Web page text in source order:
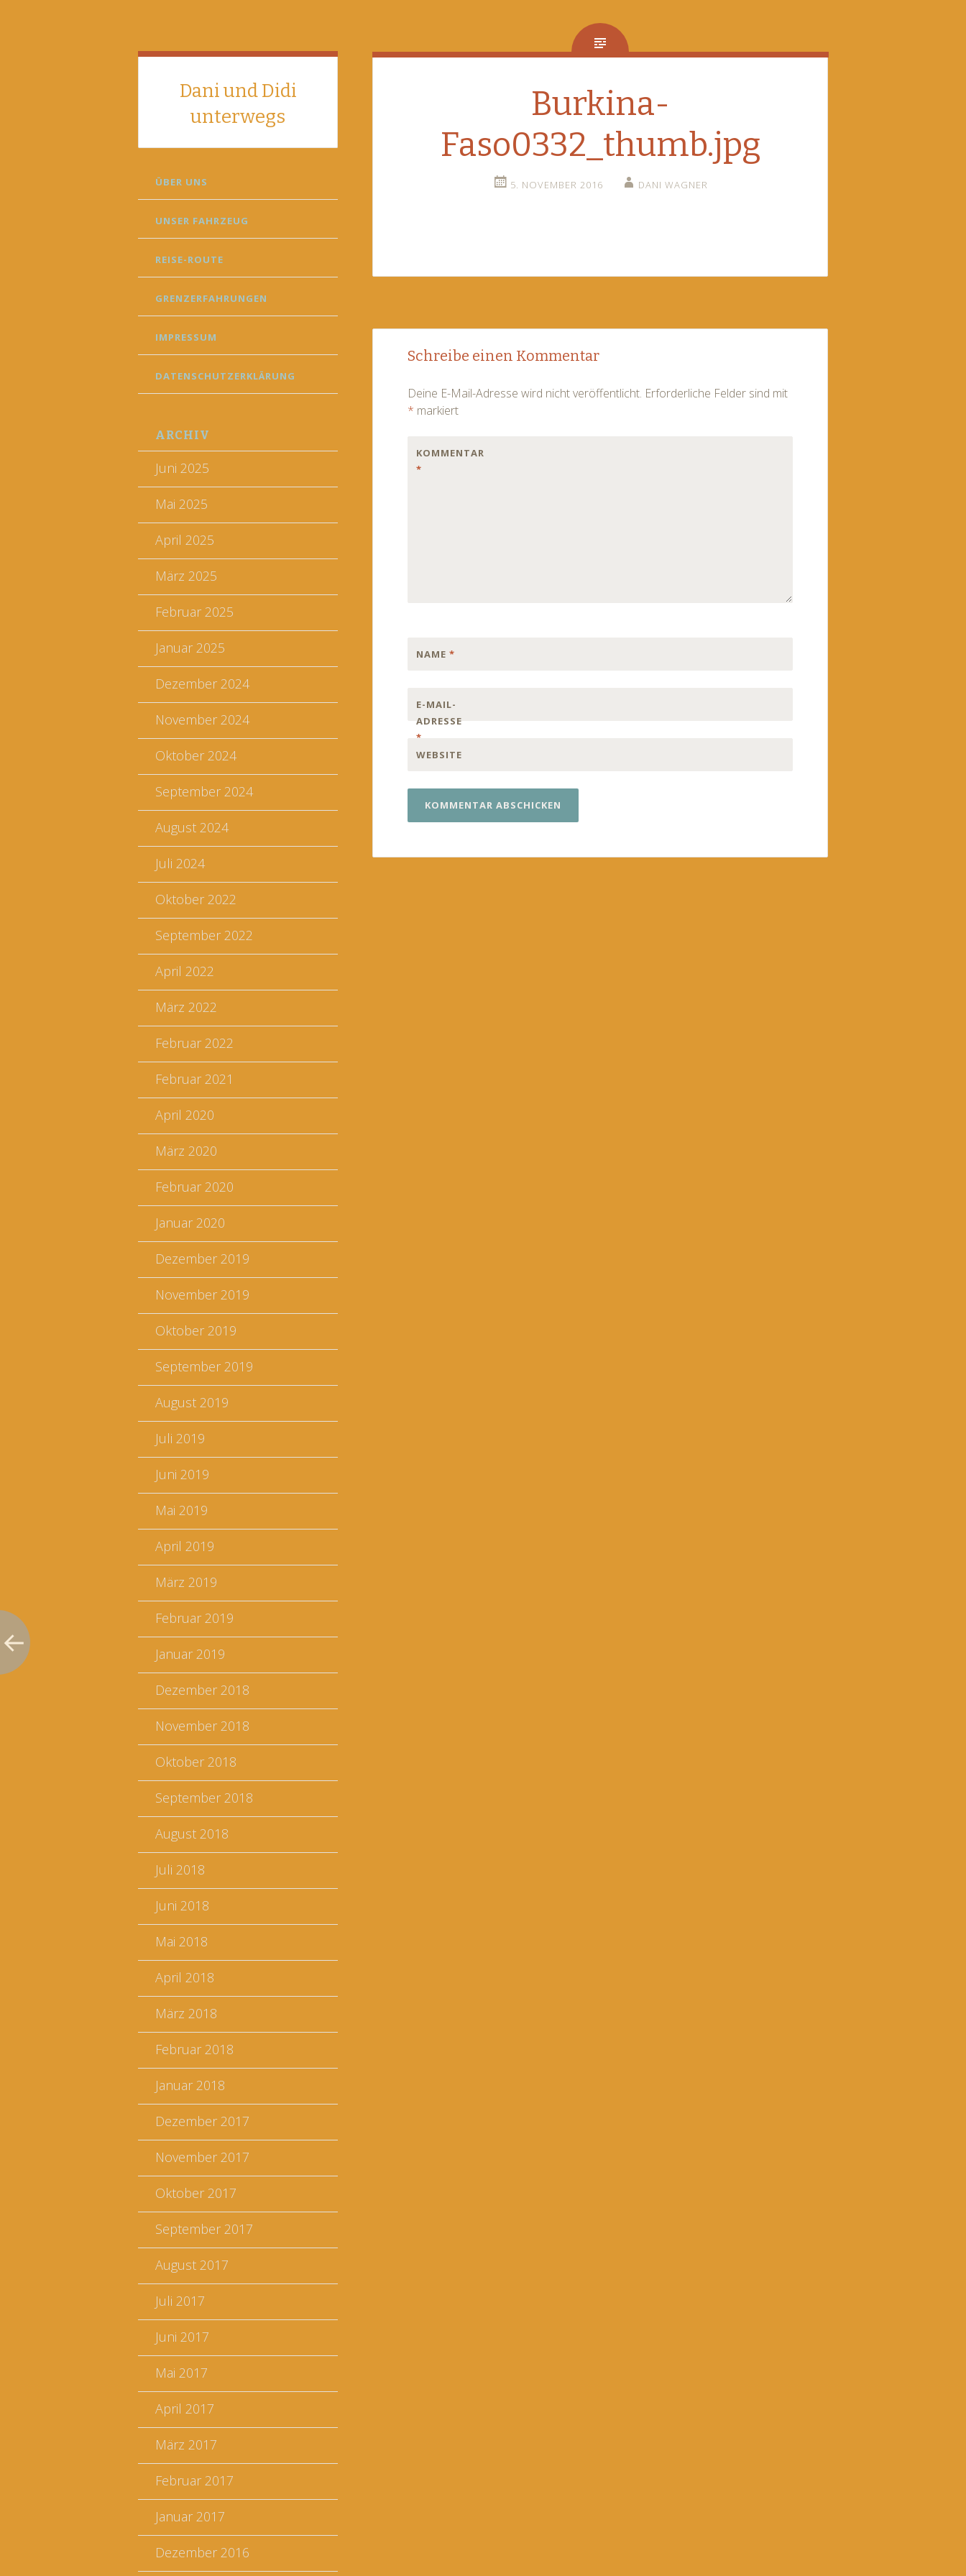
Dani und Didi
unterwegs
SKIP
TO
ÜBER UNS
UNSER FAHRZEUG
REISE-ROUTE
GRENZERFAHRUNGEN
IMPRESSUM
DATENSCHUTZERKLÄRUNG
ARCHIV
Juni 2025
Mai 2025
April 2025
März 2025
Februar 2025
Januar 2025
Dezember 2024
November 2024
Oktober 2024
September 2024
August 2024
Juli 2024
Oktober 2022
September 2022
April 2022
März 2022
Februar 2022
Februar 2021
April 2020
März 2020
Februar 2020
Januar 2020
Dezember 2019
November 2019
Oktober 2019
September 2019
August 2019
Juli 2019
Juni 2019
Mai 2019
April 2019
März 2019
Februar 2019
Januar 2019
Dezember 2018
November 2018
Oktober 2018
September 2018
August 2018
Juli 2018
Juni 2018
Mai 2018
April 2018
März 2018
Februar 2018
Januar 2018
Dezember 2017
November 2017
Oktober 2017
September 2017
August 2017
Juli 2017
Juni 2017
Mai 2017
April 2017
März 2017
Februar 2017
Januar 2017
Dezember 2016
Burkina-
Faso0332_thumb.jpg
5. NOVEMBER 2016 DANI WAGNER
Post
Schreibe einen Kommentar
Deine E-Mail-Adresse wird nicht veröffentlicht. Erforderliche Felder sind mit
* markiert
KOMMENTAR
*
NAME*
E-MAIL-
ADRESSE
*
WEBSITE